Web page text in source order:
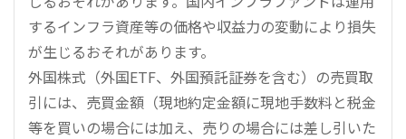
するインフラ資産等の価格や収益力の変動により損失
が生じるおそれがあります。
外国株式（外国ETF、外国預託証券を含む）の売買取
引には、売買金額（現地約定金額に現地手数料と税金
等を買いの場合には加え、売りの場合には差し引いた